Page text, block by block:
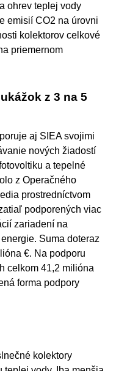
ohrev teplej vody
emisií CO2 na úrovni
kolektorov celkové
priemernom
z 3 na 5
aj SIEA svojimi
nových žiadostí
a tepelné
z Operačného
prostredníctvom
podporených viac
zariadení na
Suma doteraz
€. Na podporu
celkom 41,2 milióna
forma podpory
kolektory